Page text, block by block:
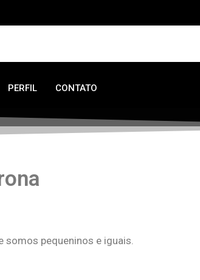
PERFIL CONTATO
pequeninos e iguais.